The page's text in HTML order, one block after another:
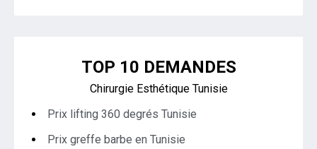
TOP 10 DEMANDES
Chirurgie Esthétique Tunisie
Prix lifting 360 degrés Tunisie
Prix greffe barbe en Tunisie